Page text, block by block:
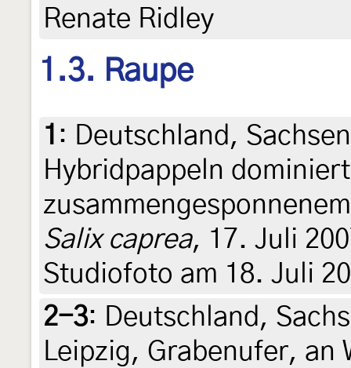
Renate Ridley
1.3. Raupe
1 : Deutschland,
Hybridpappeln
Salix caprea, 17. Juli
Studiofoto am 18. Juli
2-3: Deutschland,
Leipzig, Grabenufer, an